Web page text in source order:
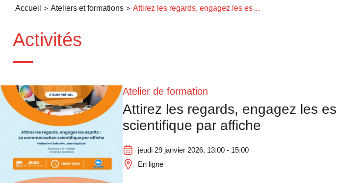
Accueil > Ateliers et formations > Attirez les regards, engagez les esprits : La communication scientifique par affiche
Activités
Atelier de formation
Attirez les regards, engagez les
scientifique par affiche
jeudi 29 janvier 2026, 13:00 - 15:00
En ligne